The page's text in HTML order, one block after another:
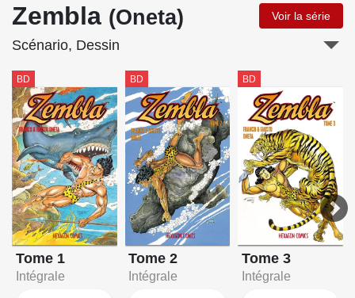
Zembla (Oneta) Voir la série
Scénario, Dessin
BD
Tome 1
Intégrale
BD
Tome 2
Intégrale
BD
Tome 3
Intégrale